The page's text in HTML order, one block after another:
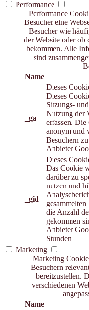
Performance
Performance
Besucher eine
Besucher wie
der Website oder ob
bekommen. Alle
sind
Name
_ga
Dieses
Dieses
Sitzungs-
Nutzung der
erfassen. Die
anonym und
Besuchern
Anbieter
_gid
Dieses
Das Cookie
darüber zu
nutzen und
die Anzahl
gekommen
Anbieter
Stunden
Marketing
Marketing
Besuchern
bereitzustellen.
verschiedenen
Name